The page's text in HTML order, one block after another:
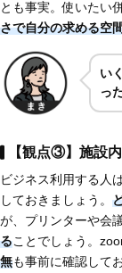
とも事実。使いたい
さで自分の求める空
い
っ
【観点③】施設
ビジネス利用する人
しておきましょう。
が、プリンターや会議
ることでしょう。
無も事前に確認して